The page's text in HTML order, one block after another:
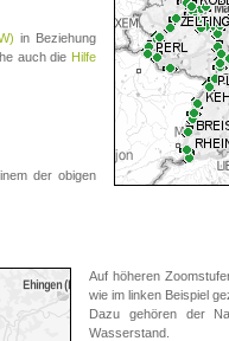
in Beziehung
auch die Hilfe
der obigen
Auf höheren
wie im linken Beispiel
Dazu gehören der
Wasserstand.